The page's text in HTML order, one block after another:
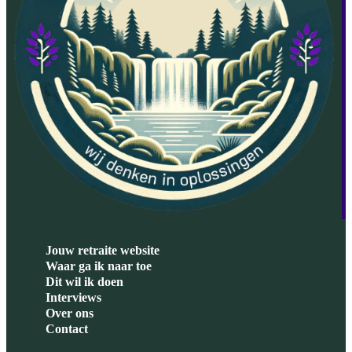
Jouw retraite website
Waar ga ik naar toe
Dit wil ik doen
Interviews
Over ons
Contact